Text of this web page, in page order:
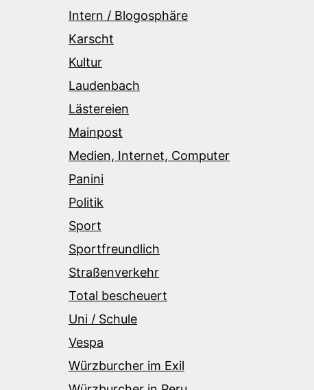
Intern / Blogosphäre
Karscht
Kultur
Laudenbach
Lästereien
Mainpost
Medien, Internet, Computer
Panini
Politik
Sport
Sportfreundlich
Straßenverkehr
Total bescheuert
Uni / Schule
Vespa
Würzburcher im Exil